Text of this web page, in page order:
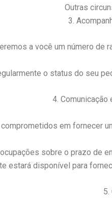
Outras
3.
a você um número
o status do seu
4. Comunicação
em fornecer
sobre o prazo de
estará disponível para
5.